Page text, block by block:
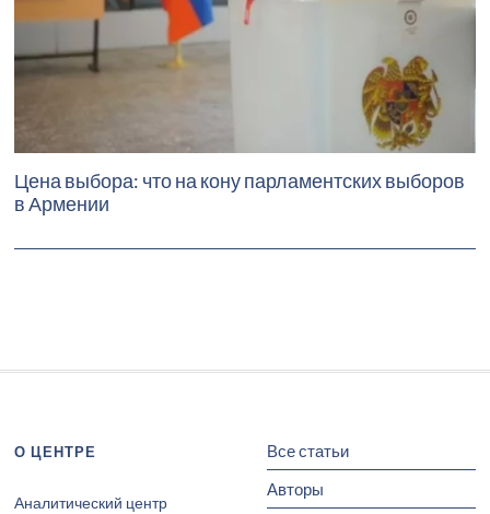
Цена выбора: что на кону парламентских выборов
в Армении
О ЦЕНТРЕ
Аналитический центр
Все статьи
Авторы